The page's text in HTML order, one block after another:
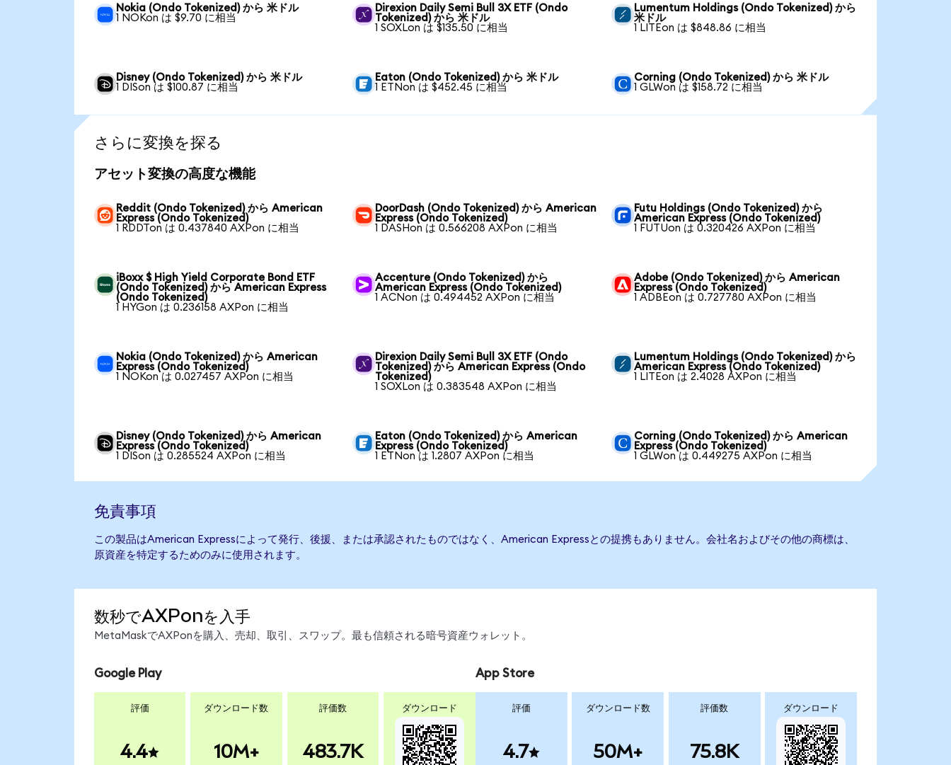
Nokia (Ondo Tokenized) から 米ドル
1 NOKon は $9.70 に相当
Direxion Daily Semi Bull 3X ETF (Ondo
Tokenized) から 米ドル
1 SOXLon は $135.50 に相当
Lumentum Holdings (Ondo Tokenized) から
米ドル
1 LITEon は $848.86 に相当
Disney (Ondo Tokenized) から 米ドル
1 DISon は $100.87 に相当
Eaton (Ondo Tokenized) から 米ドル
1 ETNon は $452.45 に相当
Corning (Ondo Tokenized) から 米ドル
1 GLWon は $158.72 に相当
さらに変換を探る
アセット変換の高度な機能
Reddit (Ondo Tokenized) から American
Express (Ondo Tokenized)
1 RDDTon は 0.437840 AXPon に相当
DoorDash (Ondo Tokenized) から American
Express (Ondo Tokenized)
1 DASHon は 0.566208 AXPon に相当
Futu Holdings (Ondo Tokenized) から
American Express (Ondo Tokenized)
1 FUTUon は 0.320426 AXPon に相当
iBoxx $ High Yield Corporate Bond ETF
(Ondo Tokenized) から American Express
(Ondo Tokenized)
1 HYGon は 0.236158 AXPon に相当
Accenture (Ondo Tokenized) から
American Express (Ondo Tokenized)
1 ACNon は 0.494452 AXPon に相当
Adobe (Ondo Tokenized) から American
Express (Ondo Tokenized)
1 ADBEon は 0.727780 AXPon に相当
Nokia (Ondo Tokenized) から American
Express (Ondo Tokenized)
1 NOKon は 0.027457 AXPon に相当
Direxion Daily Semi Bull 3X ETF (Ondo
Tokenized) から American Express (Ondo
Tokenized)
1 SOXLon は 0.383548 AXPon に相当
Lumentum Holdings (Ondo Tokenized) から
American Express (Ondo Tokenized)
1 LITEon は 2.4028 AXPon に相当
Disney (Ondo Tokenized) から American
Express (Ondo Tokenized)
1 DISon は 0.285524 AXPon に相当
Eaton (Ondo Tokenized) から American
Express (Ondo Tokenized)
1 ETNon は 1.2807 AXPon に相当
Corning (Ondo Tokenized) から American
Express (Ondo Tokenized)
1 GLWon は 0.449275 AXPon に相当
免責事項
この製品はAmerican Expressによって発行、後援、または承認されたものではなく、American Expressとの提携もありません。会社名およびその他の商標は、
原資産を特定するためのみに使用されます。
数秒でAXPonを入手
MetaMaskでAXPonを購入、売却、取引、スワップ。最も信頼される暗号資産ウォレット。
Google Play
評価
4.4
ダウンロード数
10M+
評価数
483.7K
ダウンロード
App Store
評価
4.7
ダウンロード数
50M+
評価数
75.8K
ダウンロード